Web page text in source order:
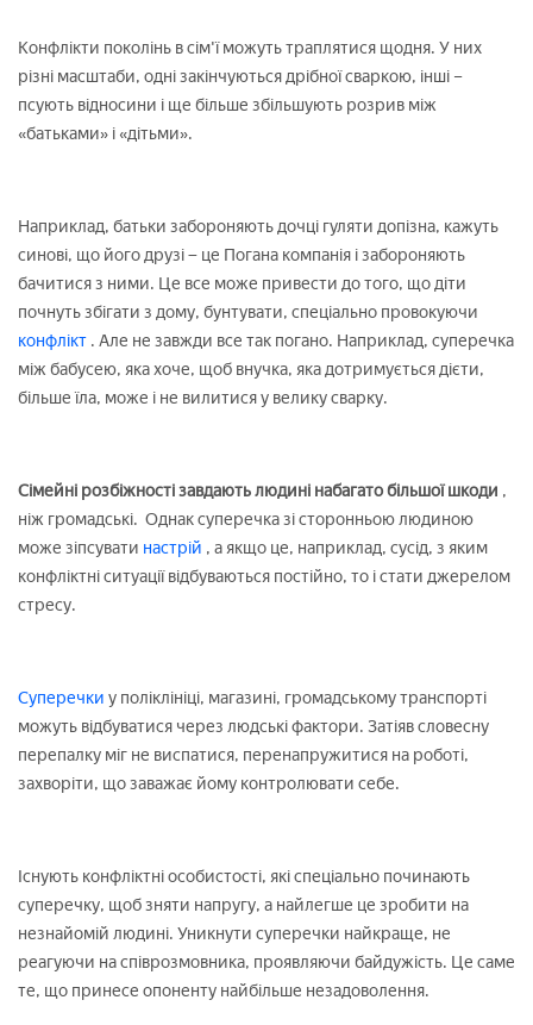
Конфлікти поколінь в сім'ї можуть траплятися щодня. У них
різні масштаби, одні закінчуються дрібної сваркою, інші –
псують відносини і ще більше збільшують розрив між
«батьками» і «дітьми».
Наприклад, батьки забороняють дочці гуляти допізна, кажуть
синові, що його друзі − це Погана компанія і забороняють
бачитися з ними. Це все може привести до того, що діти
почнуть збігати з дому, бунтувати, спеціально провокуючи
конфлікт . Але не завжди все так погано. Наприклад, суперечка
між бабусею, яка хоче, щоб внучка, яка дотримується дієти,
більше їла, може і не вилитися у велику сварку.
Сімейні розбіжності завдають людині набагато більшої шкоди ,
ніж громадські. Однак суперечка зі сторонньою людиною
може зіпсувати настрій , а якщо це, наприклад, сусід, з яким
конфліктні ситуації відбуваються постійно, то і стати джерелом
стресу.
Суперечки у поліклініці, магазині, громадському транспорті
можуть відбуватися через людські фактори. Затіяв словесну
перепалку міг не виспатися, перенапружитися на роботі,
захворіти, що заважає йому контролювати себе.
Існують конфліктні особистості, які спеціально починають
суперечку, щоб зняти напругу, а найлегше це зробити на
незнайомій людині. Уникнути суперечки найкраще, не
реагуючи на співрозмовника, проявляючи байдужість. Це саме
те, що принесе опоненту найбільше незадоволення.